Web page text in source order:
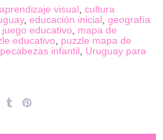
aprendizaje visual, cultura
, educación inicial, geografía
juego educativo, mapa de
educativo, puzzle mapa de
infantil, Uruguay para